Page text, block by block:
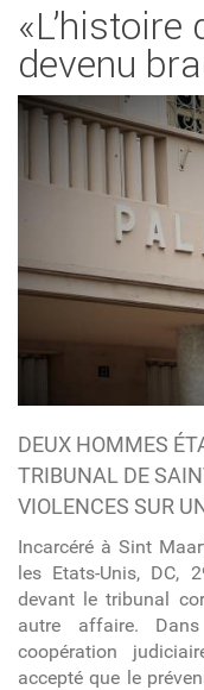
devenu
DEUX HOMMES
TRIBUNAL DE
VIOLENCES SUR
Incarcéré à Sint
les Etats-Unis, DC,
devant le tribunal
autre affaire.
coopération
accepté que le